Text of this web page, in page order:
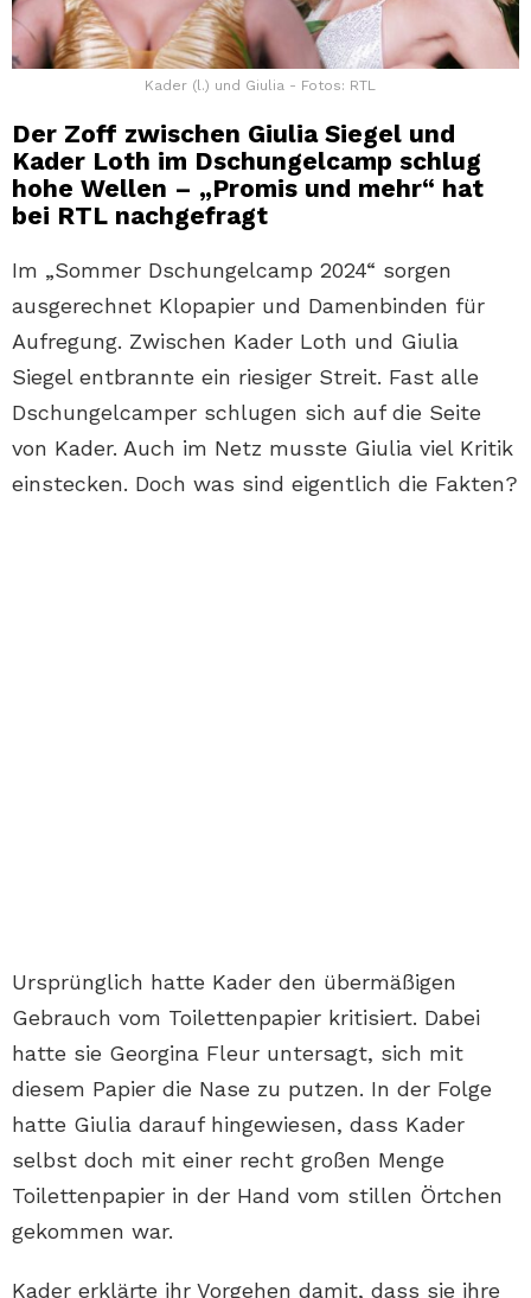
Kader (l.) und Giulia - Fotos: RTL
Der Zoff zwischen Giulia Siegel und
Kader Loth im Dschungelcamp schlug
hohe Wellen – „Promis und mehr“ hat
bei RTL nachgefragt
Im „Sommer Dschungelcamp 2024“ sorgen
ausgerechnet Klopapier und Damenbinden für
Aufregung. Zwischen Kader Loth und Giulia
Siegel entbrannte ein riesiger Streit. Fast alle
Dschungelcamper schlugen sich auf die Seite
von Kader. Auch im Netz musste Giulia viel Kritik
einstecken. Doch was sind eigentlich die Fakten?
Ursprünglich hatte Kader den übermäßigen
Gebrauch vom Toilettenpapier kritisiert. Dabei
hatte sie Georgina Fleur untersagt, sich mit
diesem Papier die Nase zu putzen. In der Folge
hatte Giulia darauf hingewiesen, dass Kader
selbst doch mit einer recht großen Menge
Toilettenpapier in der Hand vom stillen Örtchen
gekommen war.
Kader erklärte ihr Vorgehen damit, dass sie ihre